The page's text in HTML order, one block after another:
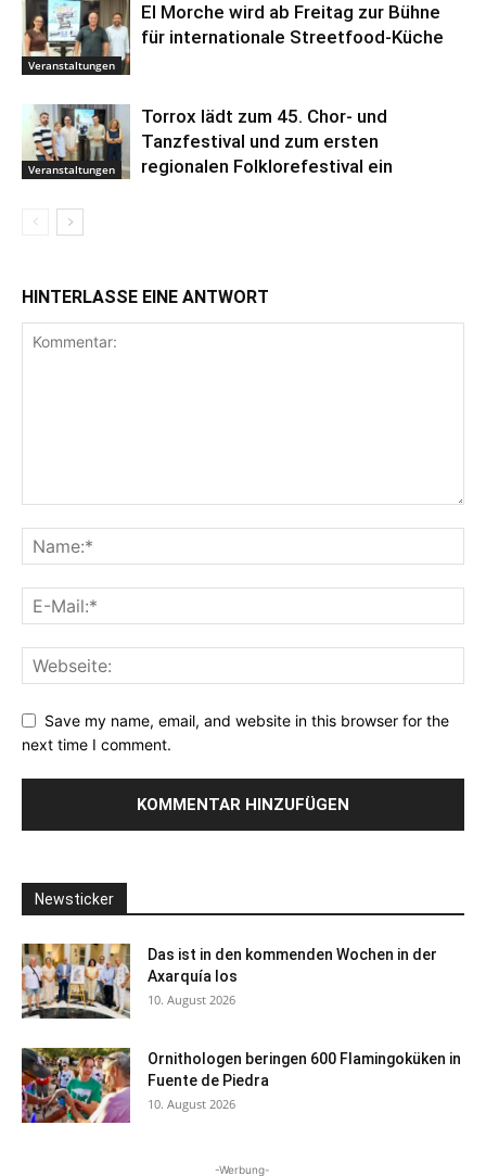
Veranstaltungen
El Morche wird ab Freitag zur Bühne
für internationale Streetfood-Küche
Veranstaltungen
Torrox lädt zum 45. Chor- und
Tanzfestival und zum ersten
regionalen Folklorefestival ein
HINTERLASSE EINE ANTWORT
Save my name, email, and website in this browser for the
next time I comment.
Newsticker
Das ist in den kommenden Wochen in der
Axarquía los
10. August 2026
Ornithologen beringen 600 Flamingoküken in
Fuente de Piedra
10. August 2026
-Werbung-